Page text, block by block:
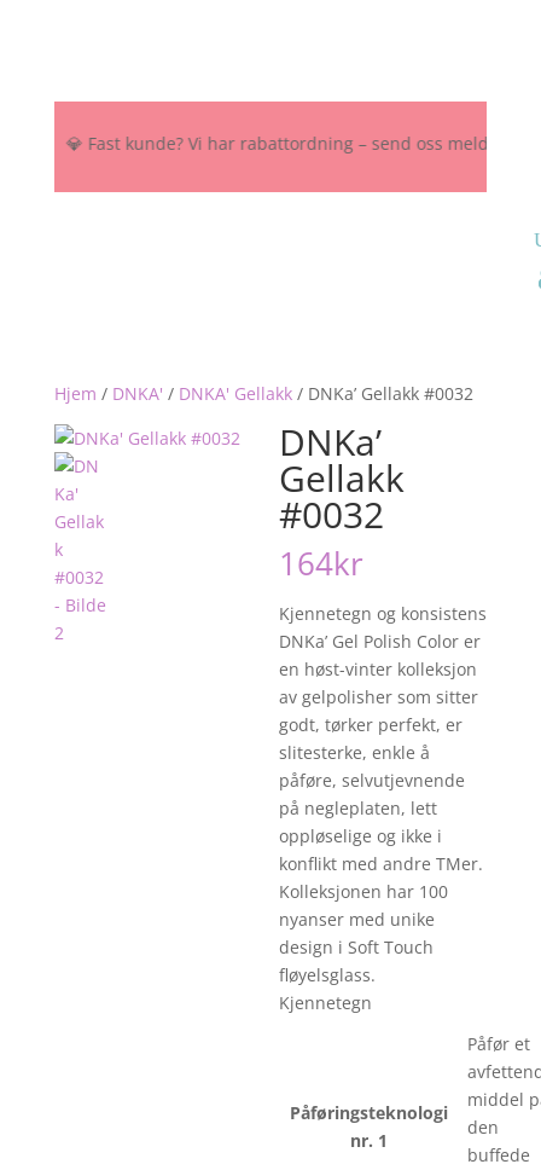
💎 Fast kunde? Vi har rabattordning – send oss melding
Hjem / DNKA' / DNKA' Gellakk/ DNKa’ Gellakk #0032
DNKa’
Gellakk
#0032
164kr
Kjennetegn og konsistens
DNKa’ Gel Polish Color er
en høst-vinter kolleksjon
av gelpolisher som sitter
godt, tørker perfekt, er
slitesterke, enkle å
påføre, selvutjevnende
på negleplaten, lett
oppløselige og ikke i
konflikt med andre TMer.
Kolleksjonen har 100
nyanser med unike
design i Soft Touch
fløyelsglass.
Kjennetegn
Påføringsteknologi
nr. 1
Påfør et
middel
den
buffede